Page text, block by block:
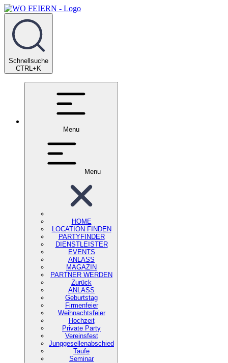
Schnellsuche
CTRL+K
Menu
Menu
HOME
LOCATION FINDEN
PARTYFINDER
DIENSTLEISTER
EVENTS
ANLASS
MAGAZIN
PARTNER WERDEN
Zurück
ANLASS
Geburtstag
Firmenfeier
Weihnachtsfeier
Hochzeit
Private Party
Vereinsfest
Junggesellenabschied
Taufe
Seminar